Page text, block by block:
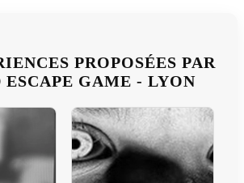
PROPOSÉES PAR
ESCAPE GAME - LYON